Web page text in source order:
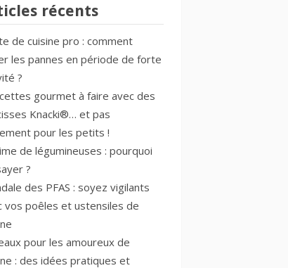
récents
de cuisine pro : comment
les pannes en période de forte
?
gourmet à faire avec des
Knacki®… et pas
pour les petits !
de légumineuses : pourquoi
?
des PFAS : soyez vigilants
vos poêles et ustensiles de
pour les amoureux de
: des idées pratiques et